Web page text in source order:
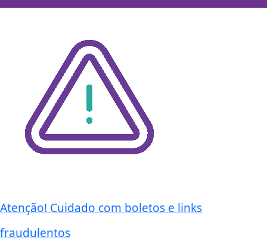
Atenção! Cuidado com boletos e links
fraudulentos